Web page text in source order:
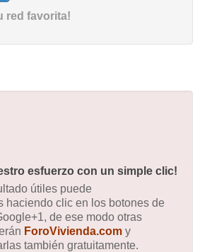
red favorita!
esfuerzo con un simple clic!
útiles puede
haciendo clic en los botones de
de ese modo otras
ForoVivienda.com y
también gratuitamente.